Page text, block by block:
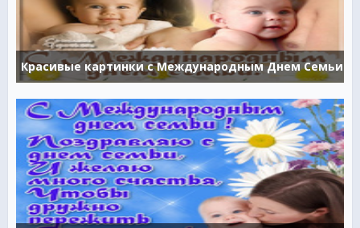
Красивые картинки с Международным Днем Семьи